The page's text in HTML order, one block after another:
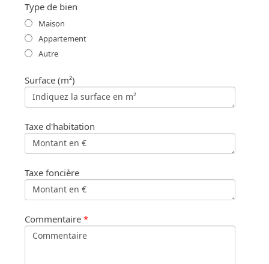
Type de bien
Maison
Appartement
Autre
Surface (m²)
Taxe d'habitation
Taxe foncière
Commentaire *